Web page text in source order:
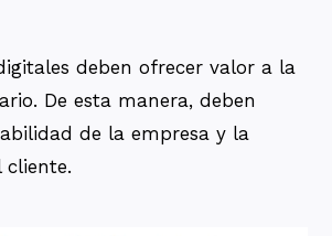
deben ofrecer valor a la
De esta manera, deben
de la empresa y la
cliente.